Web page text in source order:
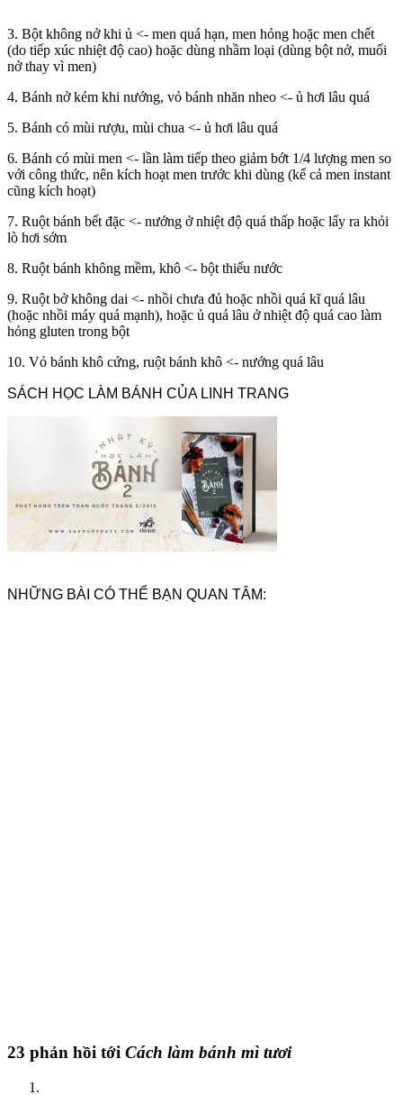
3. Bột không nở khi ủ <- men quá hạn, men hỏng hoặc men chết
(do tiếp xúc nhiệt độ cao) hoặc dùng nhầm loại (dùng bột nở, muối
nở thay vì men)
4. Bánh nở kém khi nướng, vỏ bánh nhăn nheo <- ủ hơi lâu quá
5. Bánh có mùi rượu, mùi chua <- ủ hơi lâu quá
6. Bánh có mùi men <- lần làm tiếp theo giảm bớt 1/4 lượng men so
với công thức, nên kích hoạt men trước khi dùng (kể cả men instant
cũng kích hoạt)
7. Ruột bánh bết đặc <- nướng ở nhiệt độ quá thấp hoặc lấy ra khỏi
lò hơi sớm
8. Ruột bánh không mềm, khô <- bột thiếu nước
9. Ruột bở không dai <- nhồi chưa đủ hoặc nhồi quá kĩ quá lâu
(hoặc nhồi máy quá mạnh), hoặc ủ quá lâu ở nhiệt độ quá cao làm
hỏng gluten trong bột
10. Vỏ bánh khô cứng, ruột bánh khô <- nướng quá lâu
SÁCH HỌC LÀM BÁNH CỦA LINH TRANG
NHỮNG BÀI CÓ THỂ BẠN QUAN TÂM:
23 phản hồi tới Cách làm bánh mì tươi